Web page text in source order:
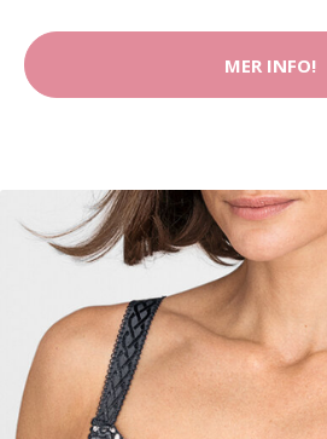
MER INFO!